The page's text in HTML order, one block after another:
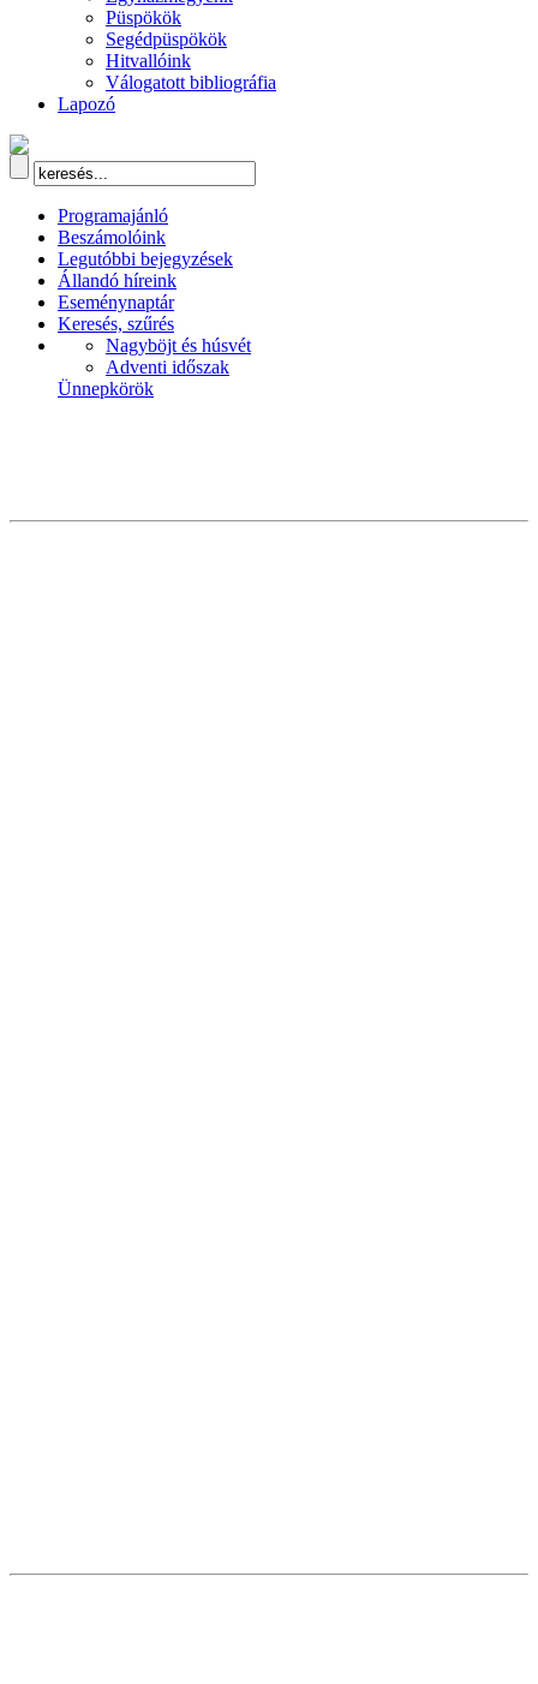
Püspökök
Segédpüspökök
Hitvallóink
Válogatott bibliográfia
Lapozó
Programajánló
Beszámolóink
Legutóbbi bejegyzések
Állandó híreink
Eseménynaptár
Keresés, szűrés
Nagyböjt és húsvét
Adventi időszak
Ünnepkörök